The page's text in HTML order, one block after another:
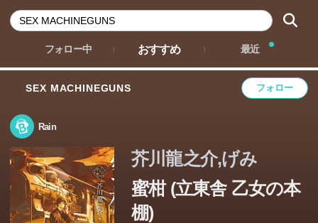
フォロー中 おすすめ 最近
SEX MACHINEGUNS フォロー
Rain
芥川龍之介,げみ
蜜柑 (立東舎 乙女の本
棚)